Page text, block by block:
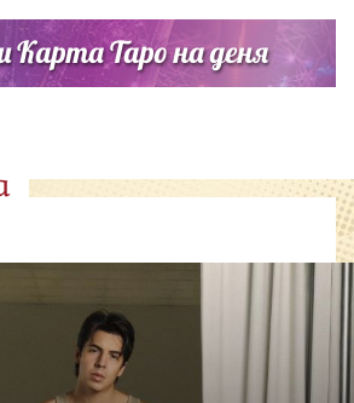
Карта Таро на деня